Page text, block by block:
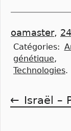
oamaster,
Catégories:
génétique
Technologies.
Israël –